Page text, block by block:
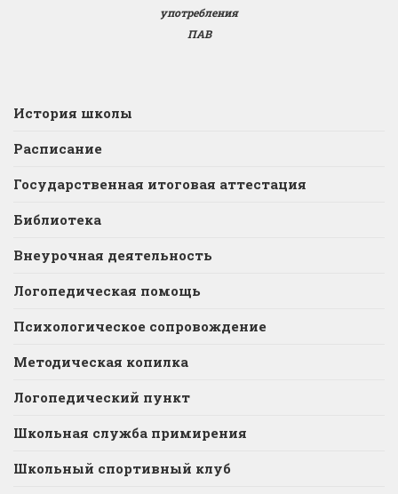
употребления
ПАВ
История школы
Расписание
Государственная итоговая аттестация
Библиотека
Внеурочная деятельность
Логопедическая помощь
Психологическое сопровождение
Методическая копилка
Логопедический пункт
Школьная служба примирения
Школьный спортивный клуб